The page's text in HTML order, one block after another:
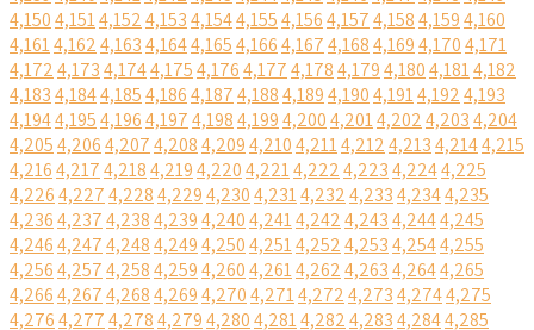
4,1504,1514,1524,1534,1544,1554,1564,1574,1584,1594,160
4,1614,1624,1634,1644,1654,1664,1674,1684,1694,1704,171
4,1724,1734,1744,1754,1764,1774,1784,1794,1804,1814,182
4,1834,1844,1854,1864,1874,1884,1894,1904,1914,1924,193
4,1944,1954,1964,1974,1984,1994,2004,2014,2024,2034,204
4,2054,2064,2074,2084,2094,2104,2114,2124,2134,2144,215
4,2164,2174,2184,2194,2204,2214,2224,2234,2244,225
4,2264,2274,2284,2294,2304,2314,2324,2334,2344,235
4,2364,2374,2384,2394,2404,2414,2424,2434,2444,245
4,2464,2474,2484,2494,2504,2514,2524,2534,2544,255
4,2564,2574,2584,2594,2604,2614,2624,2634,2644,265
4,2664,2674,2684,2694,2704,2714,2724,2734,2744,275
4,2764,2774,2784,2794,2804,2814,2824,2834,2844,285